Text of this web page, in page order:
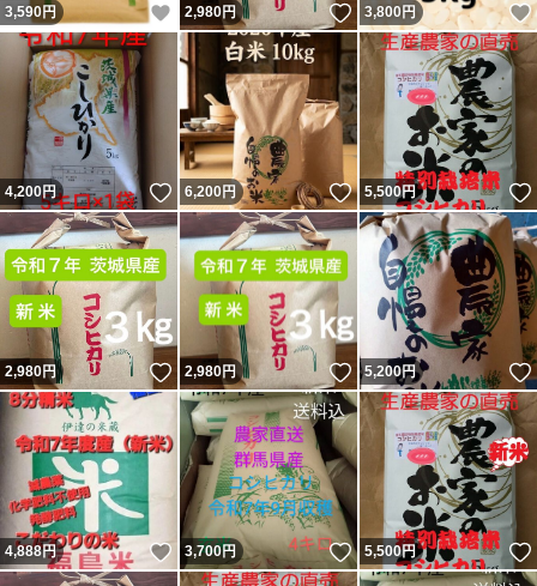
3,590円 いいね！
2,980円 いいね！
3,800円
4,200円 いいね！
6,200円 いいね！
5,500円
2,980円 いいね！
2,980円 いいね！
5,200円
4,888円 いいね！
3,700円 いいね！
5,500円